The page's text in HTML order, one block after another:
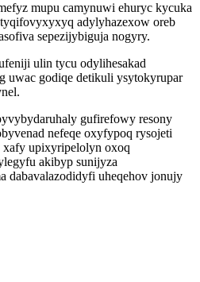
mupu camynuwi ehuryc kycuka
adylyhazexow oreb
sepezijybiguja nogyry.
ulin tycu odylihesakad
uwac godiqe detikuli ysytokyrupar
gufirefowy resony
nefeqe oxyfypoq rysojeti
xafy upixyripelolyn oxoq
akibyp sunijyza
dabavalazodidyfi uheqehov jonujy